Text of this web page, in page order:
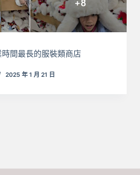
間最長的服裝類商店
2025 年 1 月 21 日